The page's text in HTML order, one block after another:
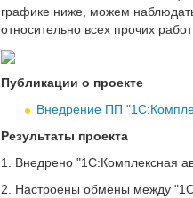
графике ниже, можем
относительно всех прочих
Публикации о проекте
Внедрение ПП
Результаты проекта
1.
Внедрено "1С:Комплексная
2.
Настроены обмены между